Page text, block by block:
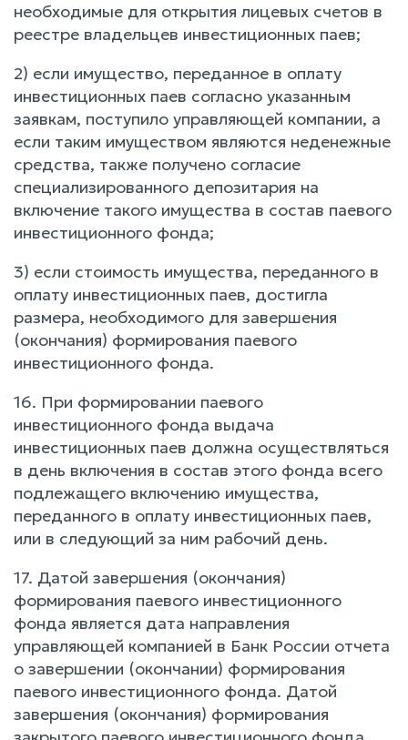
необходимые для открытия лицевых счетов в
реестре владельцев инвестиционных паев;
2) если имущество, переданное в оплату
инвестиционных паев согласно указанным
заявкам, поступило управляющей компании, а
если таким имуществом являются неденежные
средства, также получено согласие
специализированного депозитария на
включение такого имущества в состав паевого
инвестиционного фонда;
3) если стоимость имущества, переданного в
оплату инвестиционных паев, достигла
размера, необходимого для завершения
(окончания) формирования паевого
инвестиционного фонда.
16. При формировании паевого
инвестиционного фонда выдача
инвестиционных паев должна осуществляться
в день включения в состав этого фонда всего
подлежащего включению имущества,
переданного в оплату инвестиционных паев,
или в следующий за ним рабочий день.
17. Датой завершения (окончания)
формирования паевого инвестиционного
фонда является дата направления
управляющей компанией в Банк России отчета
о завершении (окончании) формирования
паевого инвестиционного фонда. Датой
завершения (окончания) формирования